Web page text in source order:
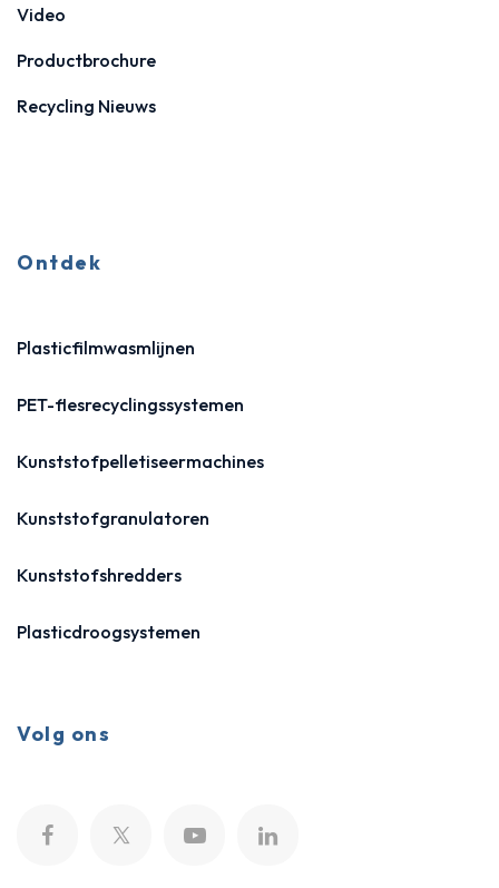
Video
Productbrochure
Recycling Nieuws
Ontdek
Plasticfilmwasmlijnen
PET-flesrecyclingssystemen
Kunststofpelletiseermachines
Kunststofgranulatoren
Kunststofshredders
Plasticdroogsystemen
Volg ons